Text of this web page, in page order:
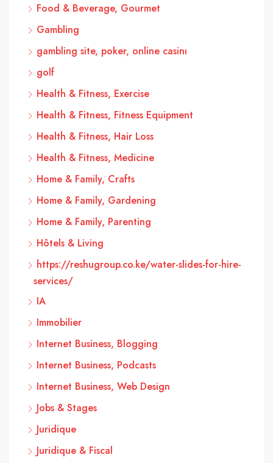
Food & Beverage, Gourmet
Gambling
gambling site, poker, online casinı
golf
Health & Fitness, Exercise
Health & Fitness, Fitness Equipment
Health & Fitness, Hair Loss
Health & Fitness, Medicine
Home & Family, Crafts
Home & Family, Gardening
Home & Family, Parenting
Hôtels & Living
https://reshugroup.co.ke/water-slides-for-hire-
services/
IA
Immobilier
Internet Business, Blogging
Internet Business, Podcasts
Internet Business, Web Design
Jobs & Stages
Juridique
Juridique & Fiscal